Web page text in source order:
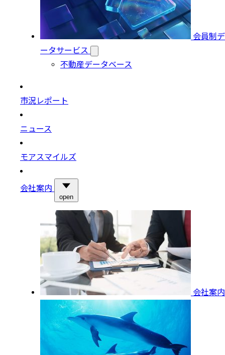
会員制デ
ータサービス
不動産データベース
市況レポート
ニュース
モアスマイルズ
会社案内
open
会社案内